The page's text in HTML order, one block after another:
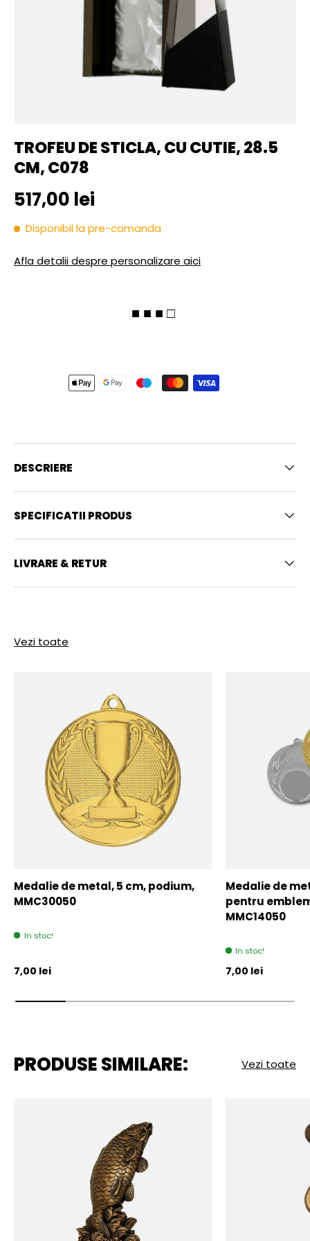
TROFEU DE STICLA, CU CUTIE, 28.5
CM, C078
Pret initial
517,00 lei
Disponibil la pre-comanda
Afla detalii despre personalizare aici
■ ■ ■ □
DESCRIERE
SPECIFICATII PRODUS
LIVRARE & RETUR
Vezi toate
Medalie de metal, 5 cm, podium,
MMC30050
In stoc!
Pret initial
7,00 lei
Medalie de
pentru
MMC14050
In stoc!
Pret initial
7,00 lei
PRODUSE SIMILARE: Vezi toate